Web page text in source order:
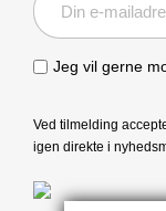
Jeg vil gerne
Ved tilmelding
igen direkte i